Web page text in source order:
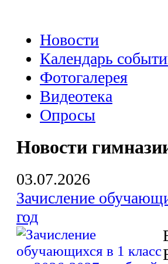
Новости
Календарь
Фотогалерея
Видеотека
Опросы
Новости
03.07.2026
Зачисление
год